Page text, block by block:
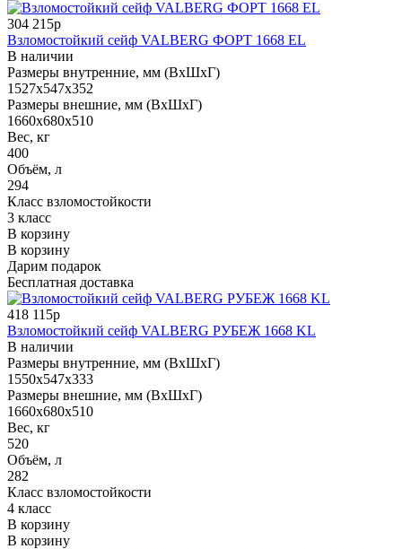
304 215р
Взломостойкий сейф VALBERG ФОРТ 1668 EL
В наличии
Размеры внутренние, мм (ВхШхГ)
1527x547x352
Размеры внешние, мм (ВхШхГ)
1660x680x510
Вес, кг
400
Объём, л
294
Класс взломостойкости
3 класс
В корзину
В корзину
Дарим подарок
Бесплатная доставка
418 115р
Взломостойкий сейф VALBERG РУБЕЖ 1668 KL
В наличии
Размеры внутренние, мм (ВхШхГ)
1550x547x333
Размеры внешние, мм (ВхШхГ)
1660x680x510
Вес, кг
520
Объём, л
282
Класс взломостойкости
4 класс
В корзину
В корзину